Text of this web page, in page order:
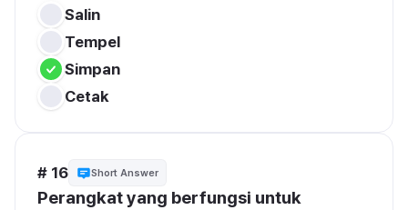
Salin
Tempel
Simpan
Cetak
# 16 Short Answer
Perangkat yang berfungsi untuk